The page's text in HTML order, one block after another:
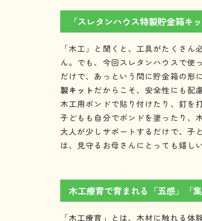
「スレタンハウス特製貯金箱キ
「木工」と聞くと、工具がたくさ
ん。でも、今回スレタンハウスで使
だけで、あっという間に貯金箱の形
製キット だからこそ、安全性にも配
木工用ボンドで貼り付けたり、釘を
子どもも自分でボンドを塗ったり、
大人が少しサポートするだけで、子
は、見守るお母さんにとっても嬉し
木工療育で育まれる「五感」「
「木工療育」とは、木材に触れる